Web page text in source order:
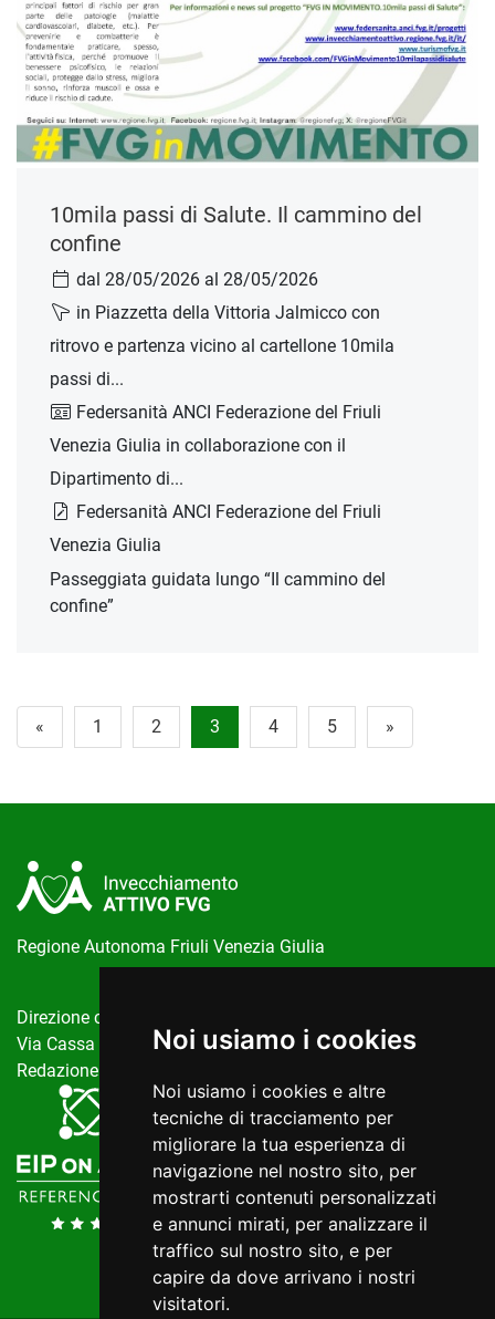
Noi usiamo i cookies
Noi usiamo i cookies e altre
tecniche di tracciamento per
migliorare la tua esperienza di
navigazione nel nostro sito, per
mostrarti contenuti personalizzati
e annunci mirati, per analizzare il
traffico sul nostro sito, e per
capire da dove arrivano i nostri
visitatori.
10mila passi di Salute. Il cammino del
confine
dal 28/05/2026 al 28/05/2026
in Piazzetta della Vittoria Jalmicco con
ritrovo e partenza vicino al cartellone 10mila
passi di...
Federsanità ANCI Federazione del Friuli
Venezia Giulia in collaborazione con il
Dipartimento di...
Federsanità ANCI Federazione del Friuli
Venezia Giulia
Passeggiata guidata lungo “Il cammino del
confine”
« 1 2 3 4 5 »
Regione Autonoma Friuli Venezia Giulia
Direzione centrale salute, politiche sociali e disabilità
Via Cassa di Risparmio, 10 Trieste
Redazione del portale: